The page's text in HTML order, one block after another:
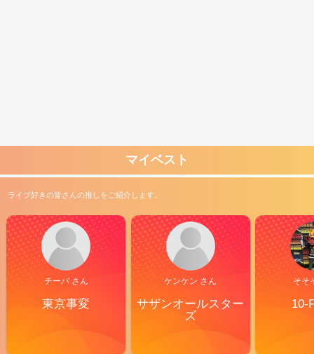
マイベスト
ライブ好きの皆さんの推しをご紹介します。
チーバ さん
東京事変
ケンケン さん
サザンオールスター
ズ
そそ
10-